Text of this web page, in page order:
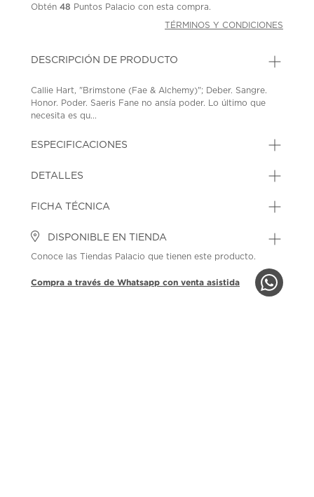
Obtén48 Puntos Palacio con esta compra.
TÉRMINOS Y CONDICIONES
DESCRIPCIÓN DE PRODUCTO
Callie Hart, "Brimstone (Fae & Alchemy)"; Deber. Sangre.
Honor. Poder. Saeris Fane no ansía poder. Lo último que
necesita es qu...
ESPECIFICACIONES
DETALLES
FICHA TÉCNICA
DISPONIBLE EN TIENDA
Conoce las Tiendas Palacio que tienen este producto.
Compra a través de Whatsapp con venta asistida